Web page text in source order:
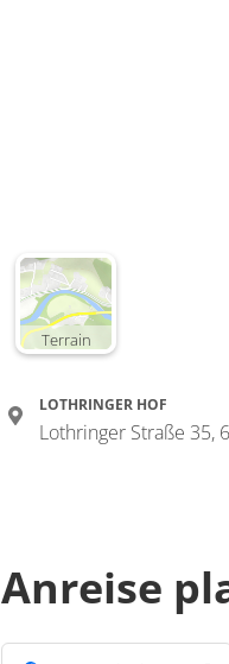
Terrain
LOTHRINGER HOF
Lothringer Straße 35,
Anreise